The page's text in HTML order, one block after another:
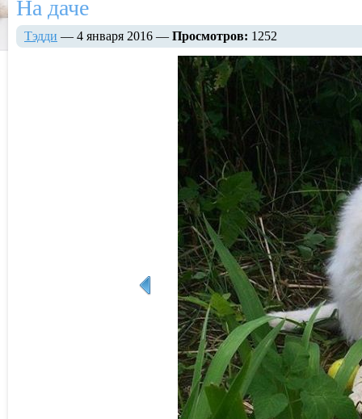
На даче
Тэдди — 4 января 2016 — Просмотров: 1252